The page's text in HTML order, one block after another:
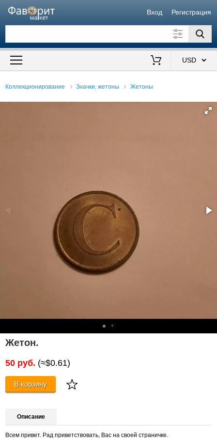
Вход Регистрация
Искать также в описании
Коллекционирование Значки, жетоны Жетоны
Жетон.
50 руб. (≈$0.61)
В корзину
Описание
Всем привет. Рад приветствовать, Вас на своей страничке.